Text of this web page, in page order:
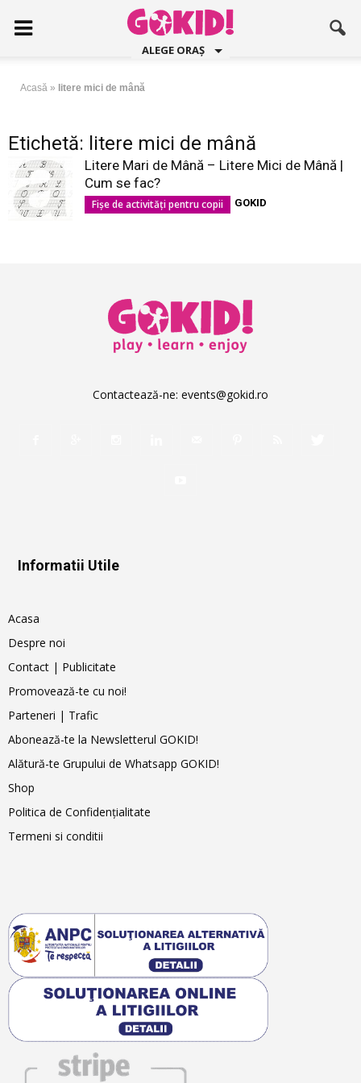
ALEGE ORAȘ
Acasă » litere mici de mână
Etichetă: litere mici de mână
Litere Mari de Mână – Litere Mici de Mână |
Cum se fac?
Fișe de activități pentru copii GOKID
Contactează-ne: events@gokid.ro
Informatii Utile
Acasa
Despre noi
Contact | Publicitate
Promovează-te cu noi!
Parteneri | Trafic
Abonează-te la Newsletterul GOKID!
Alătură-te Grupului de Whatsapp GOKID!
Shop
Politica de Confidențialitate
Termeni si conditii